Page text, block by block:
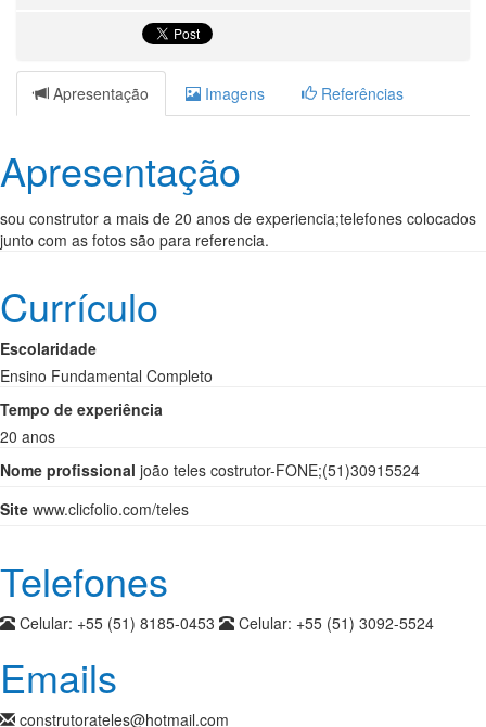
Apresentação Imagens Referências
Apresentação
sou construtor a mais de 20 anos de experiencia;telefones colocados
junto com as fotos são para referencia.
Currículo
Escolaridade
Ensino Fundamental Completo
Tempo de experiência
20 anos
Nome profissional joão teles costrutor-FONE;(51)30915524
Site www.clicfolio.com/teles
Telefones
Celular: +55 (51) 8185-0453 Celular: +55 (51) 3092-5524
Emails
construtorateles@hotmail.com